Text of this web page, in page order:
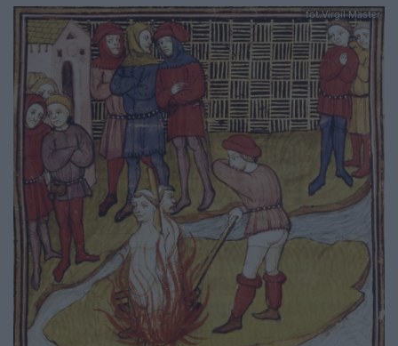
fot.Virgil Master